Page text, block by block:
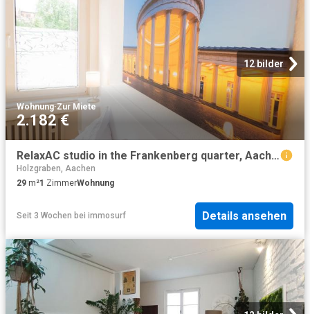
12 bilder
Wohnung·Zur Miete
2.182 €
RelaxAC studio in the Frankenberg quarter, Aachen Amsterdam Apartments for Rent
Holzgraben, Aachen
29 m²1 ZimmerWohnung
Seit 3 Wochen bei immosurf Details ansehen